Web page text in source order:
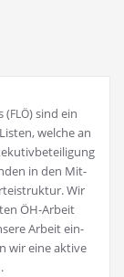
(FLÖ) sind ein
wel­che an
in den Mit­
Wir
ÖH-Arbeit
Arbeit ein­
wir eine akti­ve